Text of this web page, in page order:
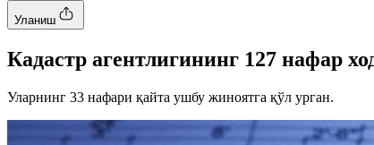
Уланиш
Кадастр агентлигининг 127 нафар
Уларнинг 33 нафари қайта ушбу жиноятга қўл урган.